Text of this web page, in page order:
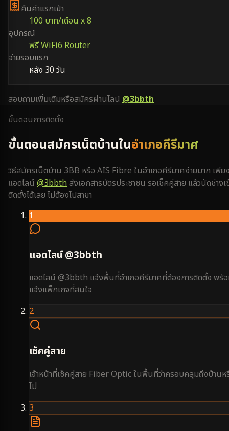
คืนค่าแรกเข้า
100 บาท/เดือน x 8
อุปกรณ์
ฟรี WiFi6 Router
จ่ายรอบแรก
หลัง 30 วัน
สอบถามเพิ่มเติมหรือสมัครผ่านไลน์ @3bbth
ขั้นตอนการติดตั้ง
ขั้นตอนสมัครเน็ตบ้านในอำเภอคีรีมาศ
วิธีสมัครเน็ตบ้าน 3BB หรือ AIS Fibre ในอำเภอคีรีมาศง่ายมาก เพีย
แอดไลน์ @3bbthส่งเอกสารบัตรประชาชน รอเช็คคู่สาย แล้วนัดช่างเ
ติดตั้งได้เลย ไม่ต้องไปสาขา
1
แอดไลน์ @3bbth
แอดไลน์ @3bbth แจ้งพื้นที่อำเภอคีรีมาศที่ต้องการติดตั้ง พร้
แจ้งแพ็กเกจที่สนใจ
2
เช็คคู่สาย
เจ้าหน้าที่เช็คคู่สาย Fiber Optic ในพื้นที่ว่าครอบคลุมถึงบ้านห
ไม่
3